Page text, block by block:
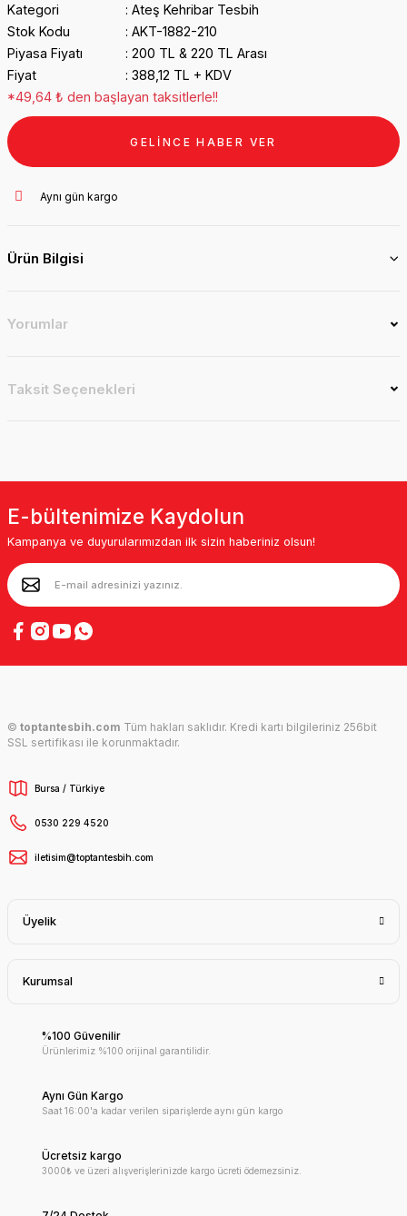
Kategori
Ateş Kehribar Tesbih
Stok Kodu
AKT-1882-210
Piyasa Fiyatı
200 TL & 220 TL Arası
Fiyat
388,12 TL + KDV
*49,64 ₺ den başlayan taksitlerle!!
GELİNCE HABER VER
Aynı gün kargo
Ürün Bilgisi
Yorumlar
Taksit Seçenekleri
E-bültenimize Kaydolun
Kampanya ve duyurularımızdan ilk sizin haberiniz olsun!
© toptantesbih.com Tüm hakları saklıdır. Kredi kartı bilgileriniz 256bit
SSL sertifikası ile korunmaktadır.
Bursa / Türkiye
0530 229 4520
iletisim@toptantesbih.com
Üyelik
Kurumsal
%100 Güvenilir
Ürünlerimiz %100 orijinal garantilidir.
Aynı Gün Kargo
Saat 16:00'a kadar verilen siparişlerde aynı gün kargo
Ücretsiz kargo
3000₺ ve üzeri alışverişlerinizde kargo ücreti ödemezsiniz.